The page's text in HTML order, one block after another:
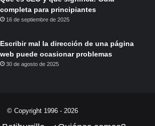
completa para principiantes
16 de septiembre de 2025
Escribir mal la dirección de una página
web puede ocasionar problemas
30 de agosto de 2025
© Copyright 1996 - 2026